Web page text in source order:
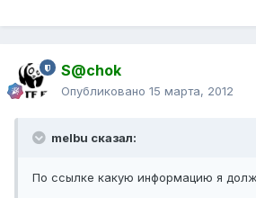
S@chok
Опубликовано 15 марта, 2012
melbu сказал:
По ссылке какую информацию я